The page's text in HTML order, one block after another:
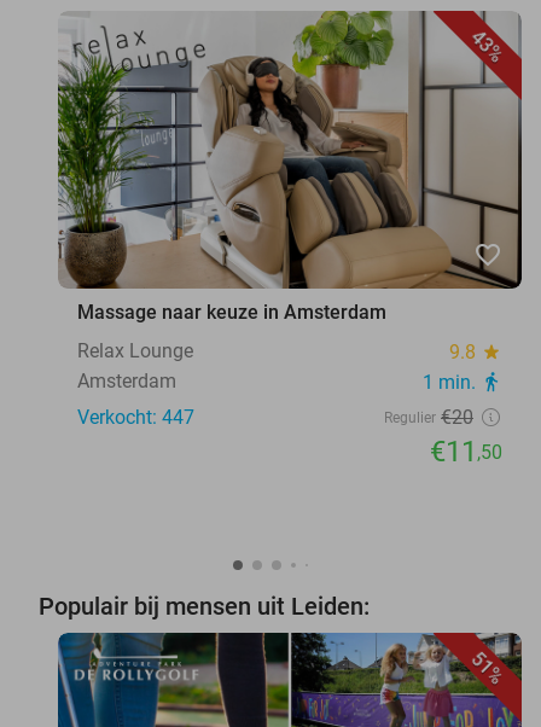
43%
favorite_border
Massage naar keuze in Amsterdam
Relax Lounge
9.8 star
Amsterdam 1 min. directions_walk
Verkocht: 447 Regulier €20
€11 ,50
Populair bij mensen uit Leiden:
51%